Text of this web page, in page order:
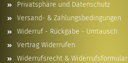
Privatsphäre und Datenschutz
Versand- & Zahlungsbedingungen
Widerruf - Rückgabe - Umtausch
Vertrag Widerrufen
Widerrufsrecht & Widerrufsformular